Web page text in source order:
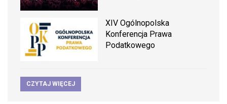
XIV Ogólnopolska
Konferencja Prawa
Podatkowego
CZYTAJ WIĘCEJ